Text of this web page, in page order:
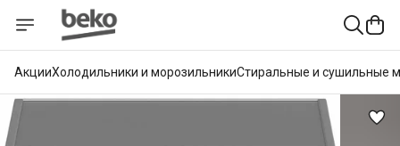
АкцииХолодильники и морозильникиСтиральные и сушильные